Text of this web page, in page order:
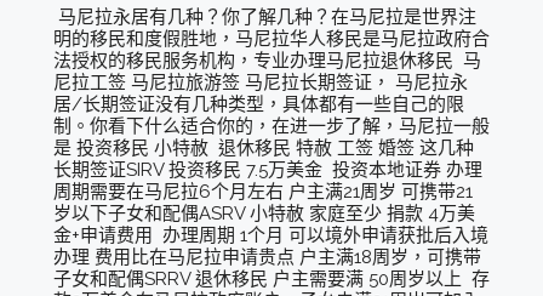
马尼拉永居有几种？你了解几种？在马尼拉是世界注
明的移民和度假胜地，马尼拉华人移民是马尼拉政府合
法授权的移民服务机构，专业办理马尼拉退休移民 马
尼拉工签 马尼拉旅游签 马尼拉长期签证， 马尼拉永
居/长期签证没有几种类型，具体都有一些自己的限
制。你看下什么适合你的，在进一步了解，马尼拉一般
是 投资移民 小特赦 退休移民 特赦 工签 婚签 这几种
长期签证SIRV 投资移民 7.5万美金 投资本地证券 办理
周期需要在马尼拉6个月左右 户主满21周岁 可携带21
岁以下子女和配偶ASRV 小特赦 家庭至少 捐款 4万美
金+申请费用 办理周期 1个月 可以境外申请获批后入境
办理 费用比在马尼拉申请贵点 户主满18周岁，可携带
子女和配偶SRRV 退休移民 户主需要满 50周岁以上 存